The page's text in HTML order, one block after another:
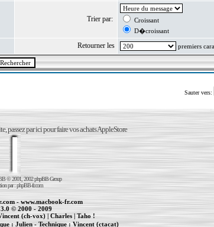
Trier par:
Croissant
D�croissant
Retourner les premiers
Sauter vers:
passez par ici pour faire vos achats AppleStore
© 2001, 2002 phpBB Group
par :phpBB-fr.com
-www.macbook-fr.com
© 2000 - 2009
(ch-vox)|Charles| Taho !
: Julien - Technique :Vincent (ctacat)